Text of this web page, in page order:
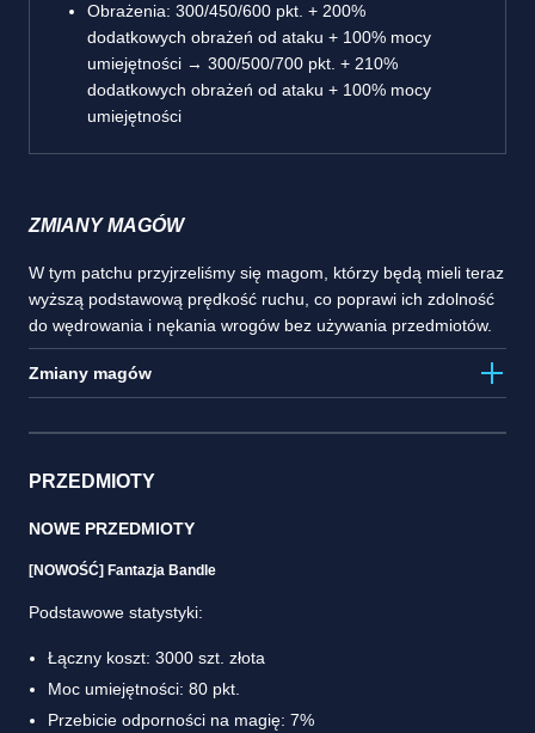
Obrażenia: 300/450/600 pkt. + 200%
dodatkowych obrażeń od ataku + 100% mocy
umiejętności → 300/500/700 pkt. + 210%
dodatkowych obrażeń od ataku + 100% mocy
umiejętności
ZMIANY MAGÓW
W tym patchu przyjrzeliśmy się magom, którzy będą mieli teraz
wyższą podstawową prędkość ruchu, co poprawi ich zdolność
do wędrowania i nękania wrogów bez używania przedmiotów.
Zmiany magów
PRZEDMIOTY
NOWE PRZEDMIOTY
[NOWOŚĆ] Fantazja Bandle
Podstawowe statystyki:
Łączny koszt: 3000 szt. złota
Moc umiejętności: 80 pkt.
Przebicie odporności na magię: 7%